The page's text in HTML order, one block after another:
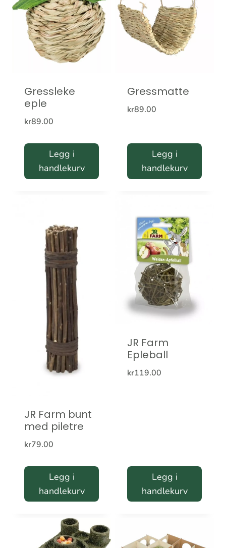
Gressleke
eple
kr89.00
Legg i
handlekurv
Gressmatte
kr89.00
Legg i
handlekurv
JR Farm bunt
med piletre
kr79.00
Legg i
handlekurv
JR Farm
Epleball
kr119.00
Legg i
handlekurv